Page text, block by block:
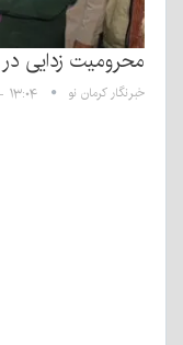
محرومیت زدایی
خبرنگار کرمان نو ۱۳:۰۴ - ۲۰ بهمن ۱۴۰۰